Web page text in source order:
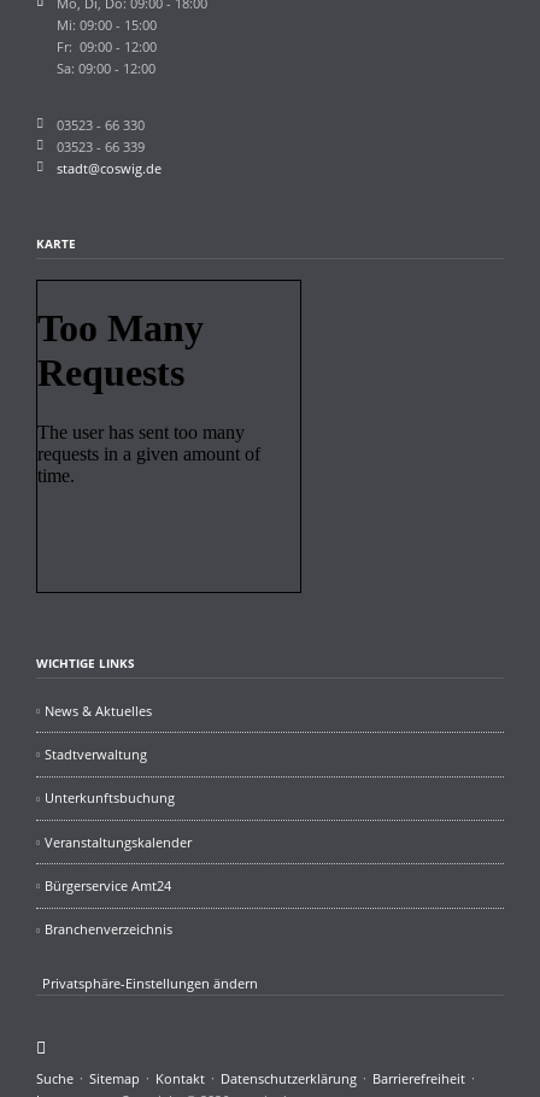
Mi: 09:00 - 15:00
Fr: 09:00 - 12:00
Sa: 09:00 - 12:00
03523 - 66 330
03523 - 66 339
stadt@coswig.de
KARTE
WICHTIGE LINKS
News & Aktuelles
Stadtverwaltung
Unterkunftsbuchung
Veranstaltungskalender
Bürgerservice Amt24
Branchenverzeichnis
Privatsphäre-Einstellungen ändern
Navigation
Suche Sitemap Kontakt Datenschutzerklärung
Barrierefreiheit